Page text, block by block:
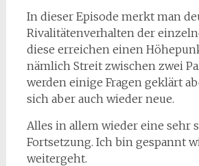
In dieser Episode merkt man
Rivalitätenverhalten der
diese erreichen einen
nämlich Streit zwischen zwei
werden einige Fragen geklärt
sich aber auch wieder neue.
Alles in allem wieder eine sehr
Fortsetzung. Ich bin gespannt
weitergeht.